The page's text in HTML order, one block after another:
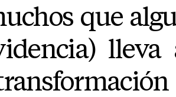
que